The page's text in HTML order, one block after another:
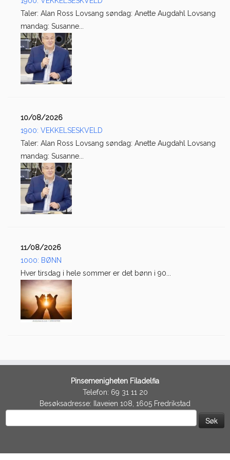
Taler: Alan Ross Lovsang søndag: Anette Augdahl Lovsang
mandag: Susanne...
10/08/2026
1900: VEKKELSESKVELD
Taler: Alan Ross Lovsang søndag: Anette Augdahl Lovsang
mandag: Susanne...
11/08/2026
1000: BØNN
Hver tirsdag i hele sommer er det bønn i 90...
Pinsemenigheten Filadelfia
Telefon: 69 31 11 20
Besøksadresse: Ilaveien 108, 1605 Fredrikstad
etter: